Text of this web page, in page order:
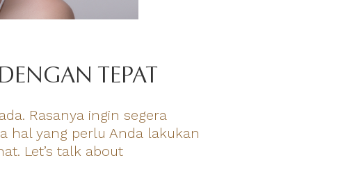
TEPAT
Rasanya ingin segera
hal yang perlu Anda lakukan
Let’s talk about